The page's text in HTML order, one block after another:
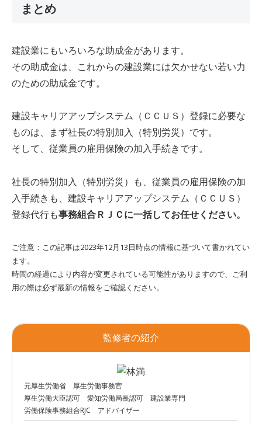
まとめ
建設業にもいろいろな助成金があります。
その助成金は、これからの建設業には欠かせない若い力
のための助成金です。
建設キャリアアップシステム（ＣＣＵＳ）登録に必要な
ものは、まず社長の特別加入（特別労災）です。
そして、従業員の雇用保険の加入手続きです。
社長の特別加入（特別労災）も、従業員の雇用保険の加
入手続きも、建設キャリアアップシステム（ＣＣＵＳ）
登録代行も事務組合ＲＪＣに一括してお任せください。
ご注意：この記事は2023年12月13日時点の情報に基づいて書かれてい
ます。
時間の経過により内容が変更されている可能性がありますので、ご利
用の際は必ず最新の情報をご確認ください。
監修者の紹介
元厚生労働省 厚生労働事務官
厚生労働大臣認可 愛知労働局長認可 建設業専門
労働保険事務組合RJC アドバイザー